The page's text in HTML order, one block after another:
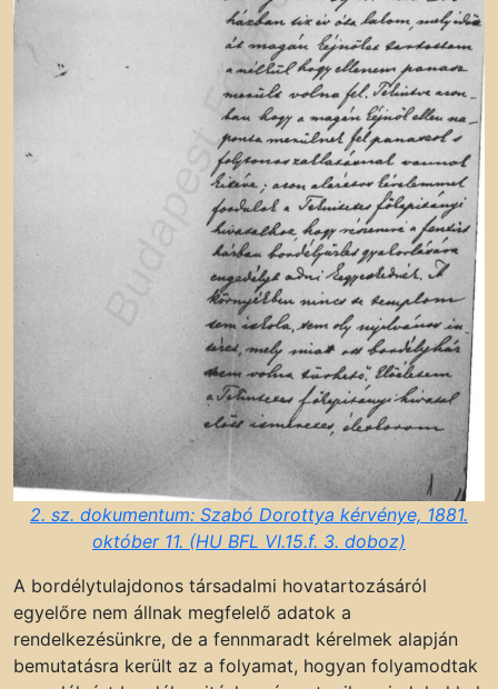
2. sz. dokumentum: Szabó Dorottya kérvénye, 1881.
október 11. (HU BFL VI.15.f. 3. doboz)
A bordélytulajdonos társadalmi hovatartozásáról
egyelőre nem állnak megfelelő adatok a
rendelkezésünkre, de a fennmaradt kérelmek alapján
bemutatásra került az a folyamat, hogyan folyamodtak